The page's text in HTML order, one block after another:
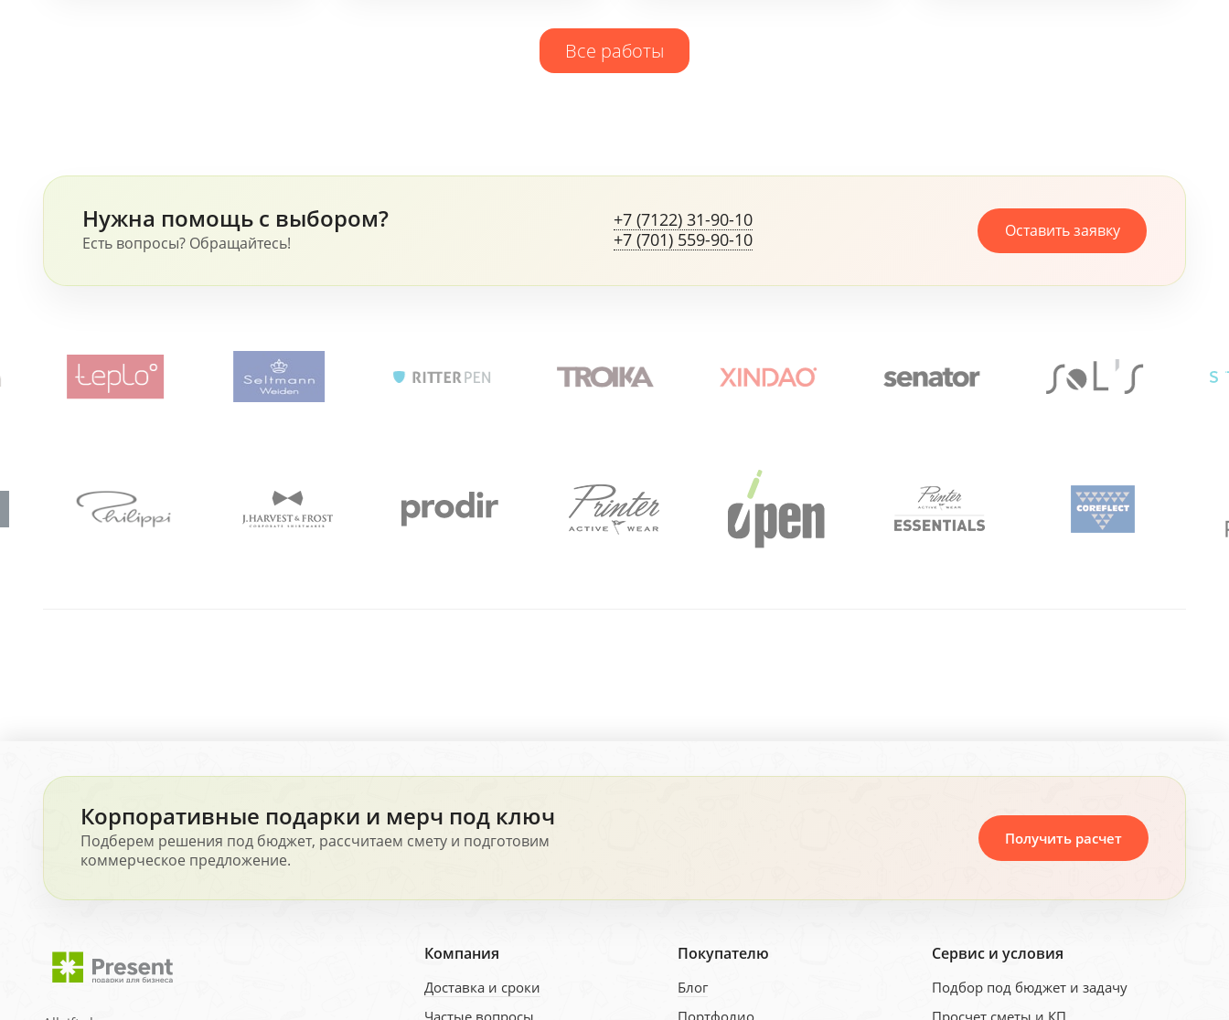
многое другое.
Все работы
Нужна помощь с выбором?
Есть вопросы? Обращайтесь!
+7 (7122) 31-90-10
+7 (701) 559-90-10
Оставить заявку
Корпоративные подарки и мерч под ключ
Подберем решения под бюджет, рассчитаем смету и подготовим
коммерческое предложение.
Получить расчет
Компания
Доставка и сроки
Частые вопросы
Покупателю
Блог
Портфолио
Сервис и условия
Подбор под бюджет и задачу
Просчет сметы и КП